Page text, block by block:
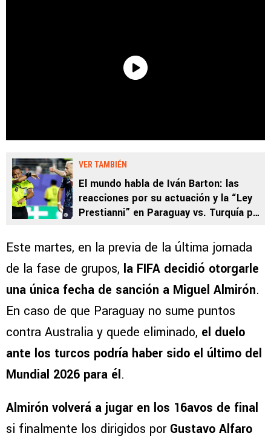
VER TAMBIÉN
El mundo habla de Iván Barton: las
reacciones por su actuación y la “Ley
Prestianni” en Paraguay vs. Turquía por
Este martes, en la previa de la última jornada
de la fase de grupos, la FIFA decidió otorgarle
una única fecha de sanción a Miguel Almirón.
En caso de que Paraguay no sume puntos
contra Australia y quede eliminado, el duelo
ante los turcos podría haber sido el último del
Mundial 2026 para él.
Almirón volverá a jugar en los 16avos de final
si finalmente los dirigidos por Gustavo Alfaro